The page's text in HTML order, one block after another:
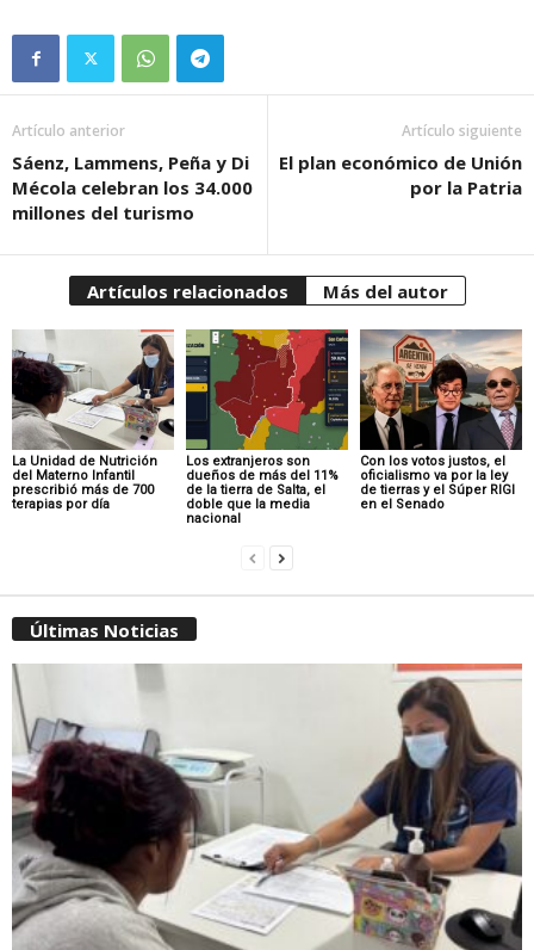
Artículo anterior
Sáenz, Lammens, Peña y Di
Mécola celebran los 34.000
millones del turismo
Artículo siguiente
El plan económico de Unión
por la Patria
Artículos relacionados Más del autor
La Unidad de Nutrición
del Materno Infantil
prescribió más de 700
terapias por día
Los extranjeros son
dueños de más del 11%
de la tierra de Salta, el
doble que la media
nacional
Con los votos justos, el
oficialismo va por la ley
de tierras y el Súper RIGI
en el Senado
Últimas Noticias